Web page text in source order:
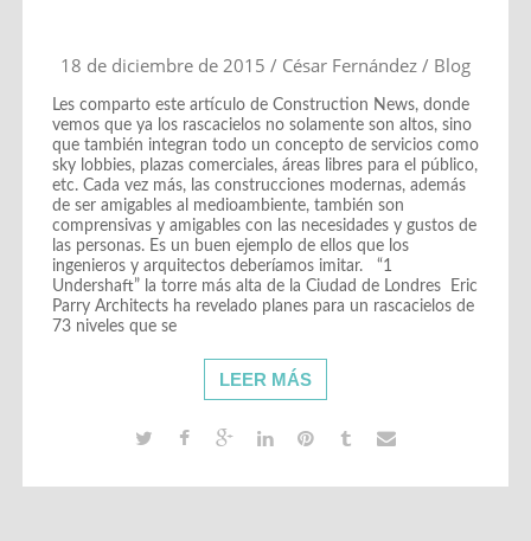
18 de diciembre de 2015 / César Fernández/ Blog
Les comparto este artículo de Construction News, donde
vemos que ya los rascacielos no solamente son altos, sino
que también integran todo un concepto de servicios como
sky lobbies, plazas comerciales, áreas libres para el público,
etc. Cada vez más, las construcciones modernas, además
de ser amigables al medioambiente, también son
comprensivas y amigables con las necesidades y gustos de
las personas. Es un buen ejemplo de ellos que los
ingenieros y arquitectos deberíamos imitar. “1
Undershaft” la torre más alta de la Ciudad de Londres Eric
Parry Architects ha revelado planes para un rascacielos de
73 niveles que se
LEER MÁS